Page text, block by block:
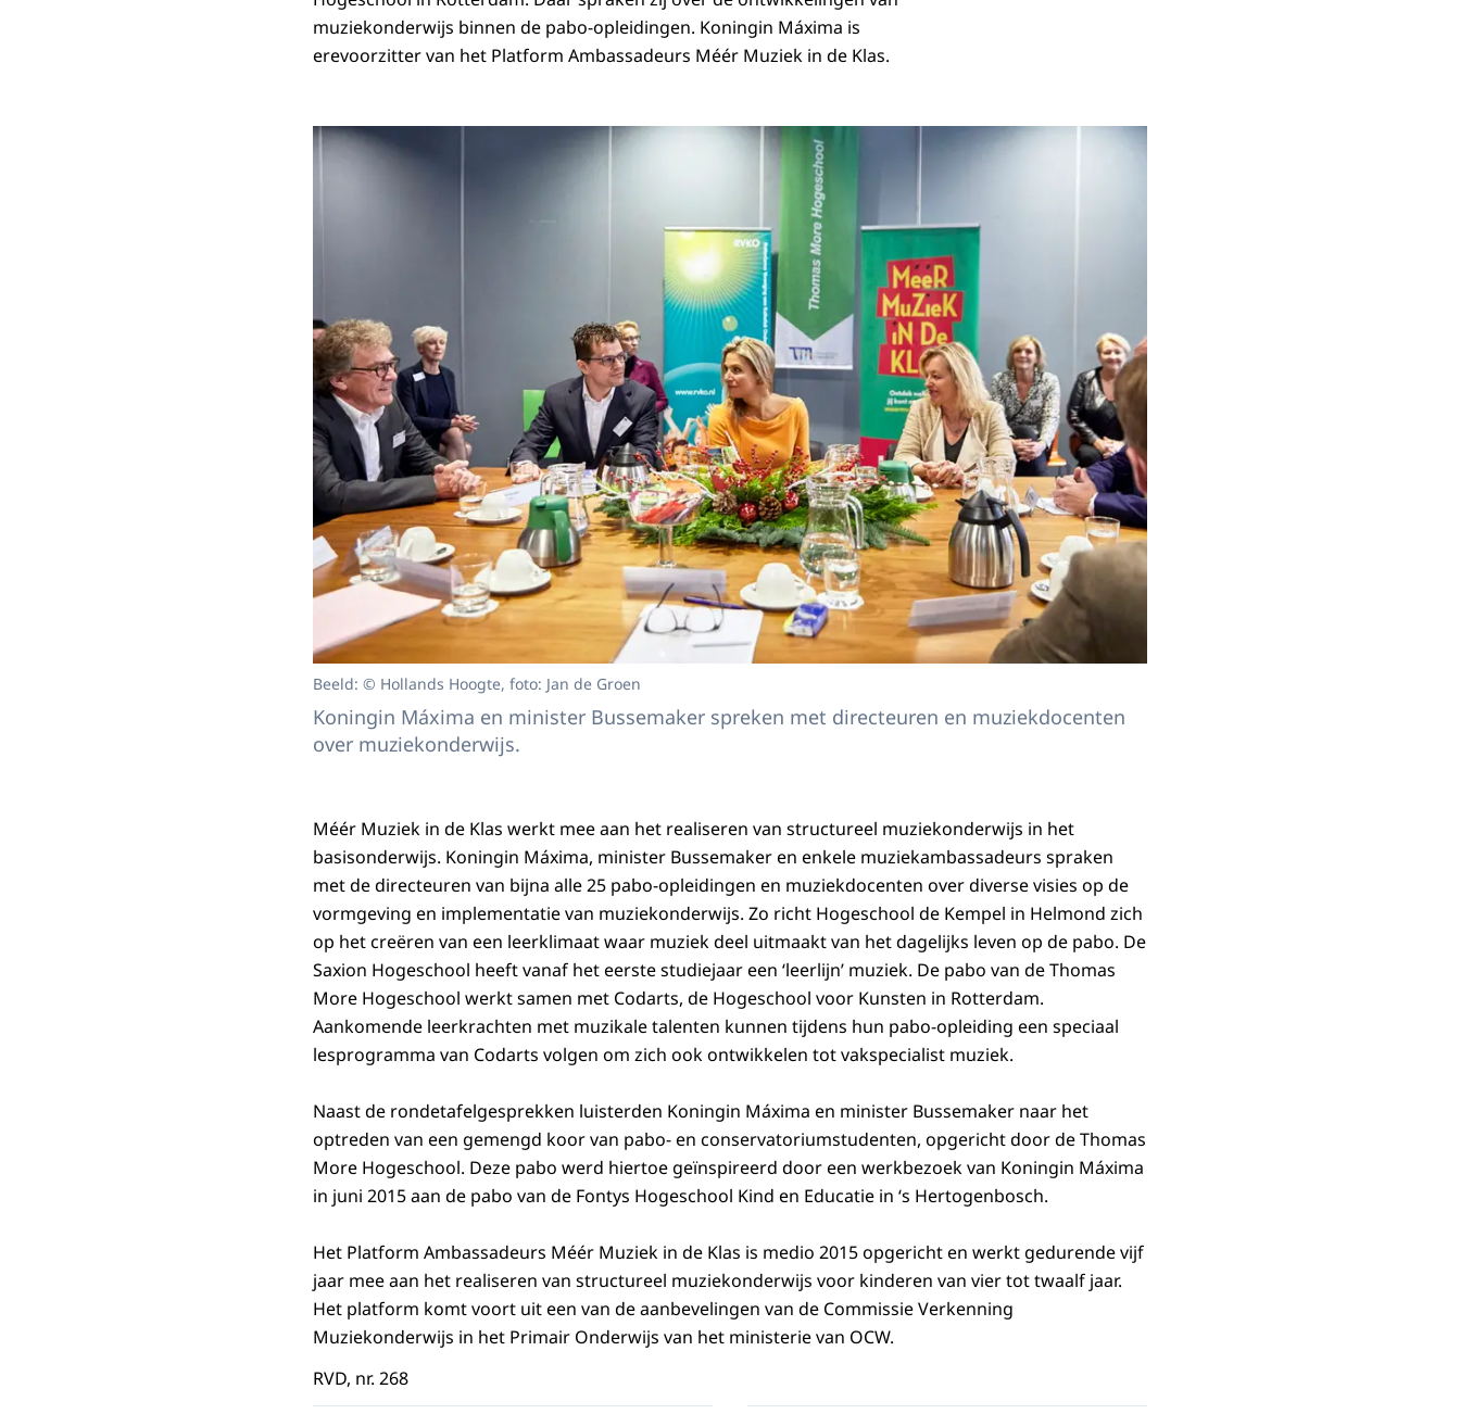
muziekonderwijs binnen de pabo-opleidingen. Koningin Máxima is
erevoorzitter van het Platform Ambassadeurs Méér Muziek in de Klas.
Beeld: © Hollands Hoogte, foto: Jan de Groen
Koningin Máxima en minister Bussemaker spreken met directeuren en muziekdocenten
over muziekonderwijs.
Méér Muziek in de Klas werkt mee aan het realiseren van structureel muziekonderwijs in het
basisonderwijs. Koningin Máxima, minister Bussemaker en enkele muziekambassadeurs spraken
met de directeuren van bijna alle 25 pabo-opleidingen en muziekdocenten over diverse visies op de
vormgeving en implementatie van muziekonderwijs. Zo richt Hogeschool de Kempel in Helmond zich
op het creëren van een leerklimaat waar muziek deel uitmaakt van het dagelijks leven op de pabo. De
Saxion Hogeschool heeft vanaf het eerste studiejaar een ‘leerlijn’ muziek. De pabo van de Thomas
More Hogeschool werkt samen met Codarts, de Hogeschool voor Kunsten in Rotterdam.
Aankomende leerkrachten met muzikale talenten kunnen tijdens hun pabo-opleiding een speciaal
lesprogramma van Codarts volgen om zich ook ontwikkelen tot vakspecialist muziek.
Naast de rondetafelgesprekken luisterden Koningin Máxima en minister Bussemaker naar het
optreden van een gemengd koor van pabo- en conservatoriumstudenten, opgericht door de Thomas
More Hogeschool. Deze pabo werd hiertoe geïnspireerd door een werkbezoek van Koningin Máxima
in juni 2015aan de pabo van de Fontys Hogeschool Kind en Educatie in ‘s Hertogenbosch.
Het Platform Ambassadeurs Méér Muziek in de Klas is medio 2015 opgericht en werkt gedurende vijf
jaar mee aan het realiseren van structureel muziekonderwijs voor kinderen van vier tot twaalf jaar.
Het platform komt voort uit een van de aanbevelingen van de Commissie Verkenning
Muziekonderwijs in het Primair Onderwijs van het ministerie van OCW.
RVD, nr. 268